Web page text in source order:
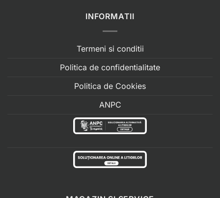
INFORMATII
Termeni si conditii
Politica de confidentialitate
Politica de Cookies
ANPC